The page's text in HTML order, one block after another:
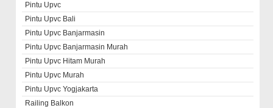
Pintu Upvc
Pintu Upvc Bali
Pintu Upvc Banjarmasin
Pintu Upvc Banjarmasin Murah
Pintu Upvc Hitam Murah
Pintu Upvc Murah
Pintu Upvc Yogjakarta
Railing Balkon